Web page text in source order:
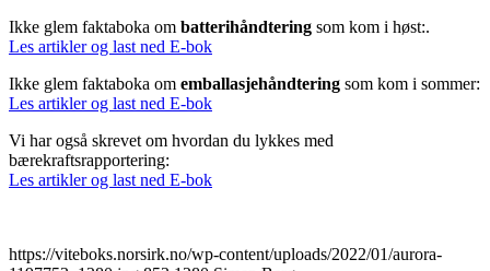
Ikke glem faktaboka om batterihåndtering som kom i høst:.
Les artikler og last ned E-bok
Ikke glem faktaboka om emballasjehåndtering som kom i sommer:
Les artikler og last ned E-bok
Vi har også skrevet om hvordan du lykkes med
bærekraftsrapportering:
Les artikler og last ned E-bok
https://viteboks.norsirk.no/wp-content/uploads/2022/01/aurora-